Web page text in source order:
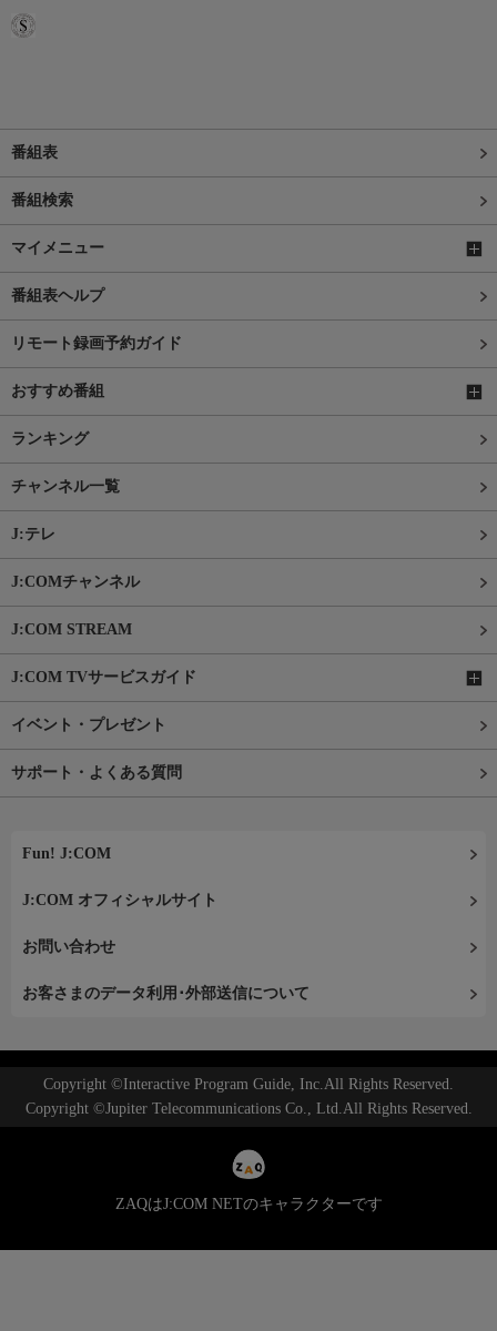
番組表
番組検索
マイメニュー
番組表ヘルプ
リモート録画予約ガイド
おすすめ番組
ランキング
チャンネル一覧
J:テレ
J:COMチャンネル
J:COM STREAM
J:COM TVサービスガイド
イベント・プレゼント
サポート・よくある質問
Fun! J:COM
J:COM オフィシャルサイト
お問い合わせ
お客さまのデータ利用･外部送信について
Copyright ©Interactive Program Guide, Inc.All Rights Reserved.
Copyright ©Jupiter Telecommunications Co., Ltd.All Rights Reserved.
ZAQはJ:COM NETのキャラクターです